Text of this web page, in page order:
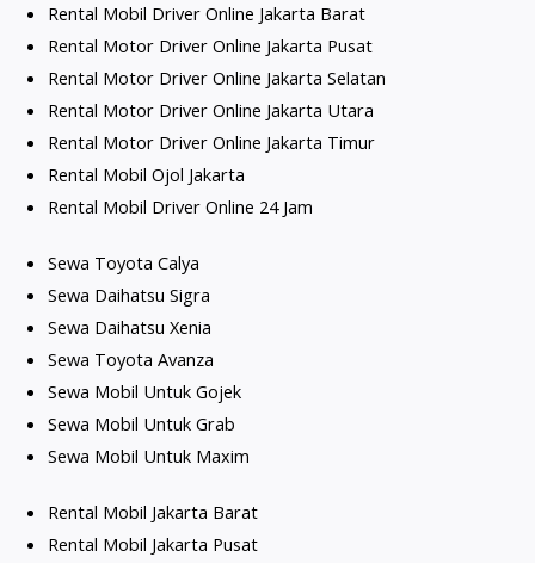
Rental Mobil Driver Online Jakarta Barat
Rental Motor Driver Online Jakarta Pusat
Rental Motor Driver Online Jakarta Selatan
Rental Motor Driver Online Jakarta Utara
Rental Motor Driver Online Jakarta Timur
Rental Mobil Ojol Jakarta
Rental Mobil Driver Online 24 Jam
Sewa Toyota Calya
Sewa Daihatsu Sigra
Sewa Daihatsu Xenia
Sewa Toyota Avanza
Sewa Mobil Untuk Gojek
Sewa Mobil Untuk Grab
Sewa Mobil Untuk Maxim
Rental Mobil Jakarta Barat
Rental Mobil Jakarta Pusat